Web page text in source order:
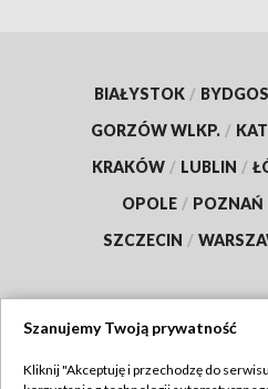
BIAŁYSTOK /
GORZÓW WLKP. /
KRAKÓW / LUBLIN /
OPOLE / POZNAŃ
SZCZECIN /
Szanujemy Twoją prywatność
Kliknij "Akceptuję i przechodzę do